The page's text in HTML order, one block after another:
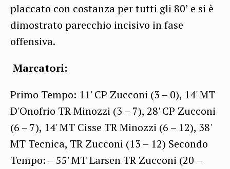
placcato con costanza per tutti gli 80’ e si è
dimostrato parecchio incisivo in fase
offensiva.
Marcatori:
Primo Tempo: 11' CP Zucconi (3 – 0), 14' MT
D'Onofrio TR Minozzi (3 – 7), 28' CP Zucconi
(6 – 7), 14' MT Cisse TR Minozzi (6 – 12), 38'
MT Tecnica, TR Zucconi (13 – 12) Secondo
Tempo: – 55' MT Larsen TR Zucconi (20 –